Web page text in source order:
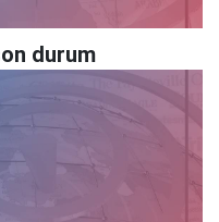
durum